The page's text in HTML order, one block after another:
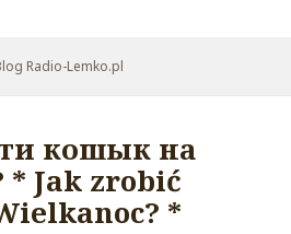
Radio-Lemko.pl
кошык на
* Jak zrobić
*